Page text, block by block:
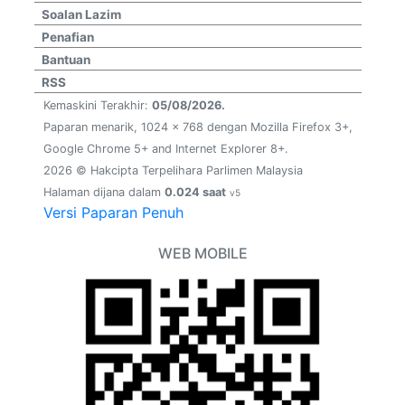
Soalan Lazim
Penafian
Bantuan
RSS
Kemaskini Terakhir: 05/08/2026.
Paparan menarik, 1024 x 768 dengan Mozilla Firefox 3+,
Google Chrome 5+ and Internet Explorer 8+.
2026 © Hakcipta Terpelihara Parlimen Malaysia
Halaman dijana dalam 0.024 saat v5
Versi Paparan Penuh
WEB MOBILE